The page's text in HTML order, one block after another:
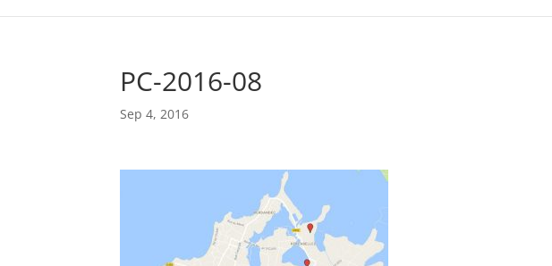
Jouez n’importe où et n’importe quand avec votre
PC-2016-08
Sep 4, 2016